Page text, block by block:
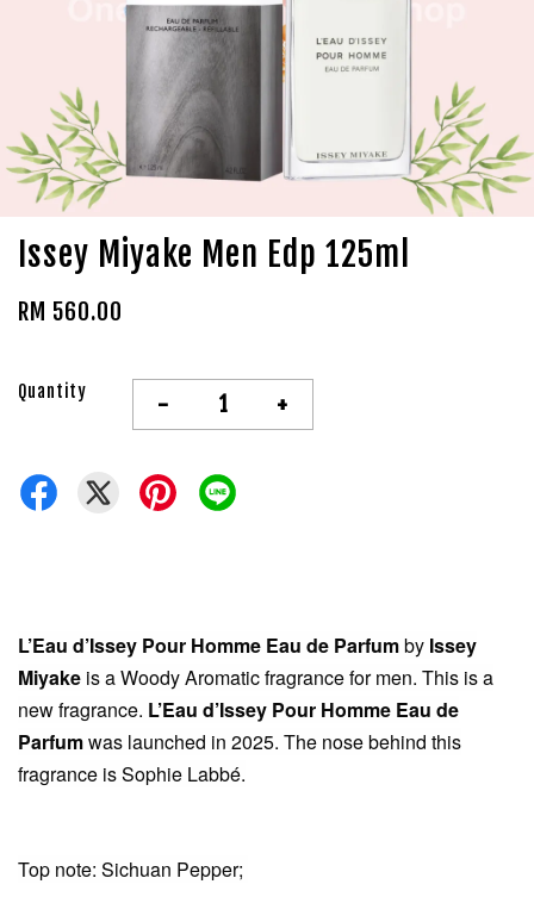
Issey Miyake Men Edp 125ml
RM 560.00
Quantity - +
L’Eau d’Issey Pour Homme Eau de Parfumby Issey
Miyake is a Woody Aromatic fragrance for men. This is a
new fragrance. L’Eau d’Issey Pour Homme Eau de
Parfumwas launched in 2025. The nose behind this
fragrance is Sophie Labbé.
Top note: Sichuan Pepper;